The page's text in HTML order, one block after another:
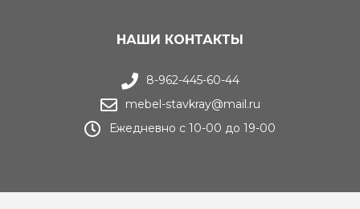
НАШИ КОНТАКТЫ
8-962-445-60-44
mebel-stavkray@mail.ru
Ежедневно с 10-00 до 19-00